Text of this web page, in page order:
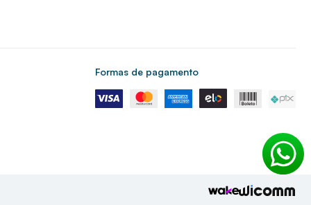
Formas de pagamento